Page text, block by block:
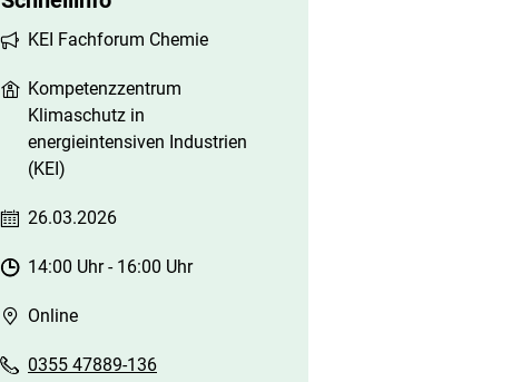
KEI Fachforum Chemie
Kompetenzzentrum
Klimaschutz in
energieintensiven Industrien
(KEI)
26.03.2026
14:00 Uhr- 16:00 Uhr
Online
0355 47889-136